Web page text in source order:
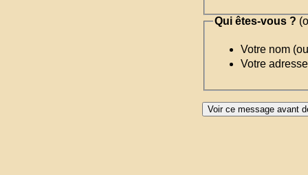
Qui êtes-vous ?
Votre nom
Votre